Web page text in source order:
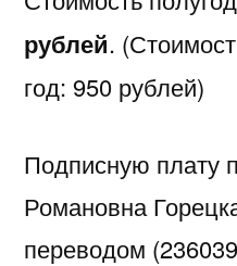
рублей.
год: 950 рублей)
Подписную плату
Романовна
переводом